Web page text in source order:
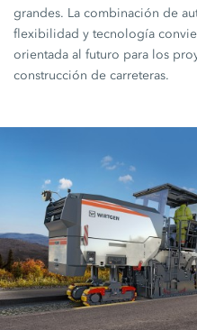
grandes. La combinación de
flexibilidad y tecnología
orientada al futuro para los
construcción de carreteras.